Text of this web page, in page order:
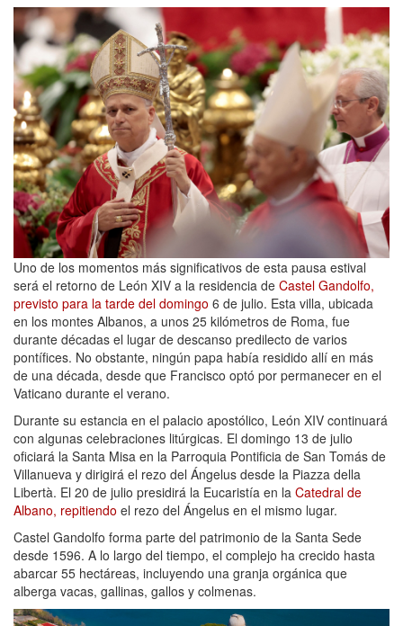
Uno de los momentos más significativos de esta pausa estival
será el retorno de León XIV a la residencia de Castel Gandolfo,
previsto para la tarde del domingo 6 de julio. Esta villa, ubicada
en los montes Albanos, a unos 25 kilómetros de Roma, fue
durante décadas el lugar de descanso predilecto de varios
pontífices. No obstante, ningún papa había residido allí en más
de una década, desde que Francisco optó por permanecer en el
Vaticano durante el verano.
Durante su estancia en el palacio apostólico, León XIV continuará
con algunas celebraciones litúrgicas. El domingo 13 de julio
oficiará la Santa Misa en la Parroquia Pontificia de San Tomás de
Villanueva y dirigirá el rezo del Ángelus desde la Piazza della
Libertà. El 20 de julio presidirá la Eucaristía en la Catedral de
Albano, repitiendo el rezo del Ángelus en el mismo lugar.
Castel Gandolfo forma parte del patrimonio de la Santa Sede
desde 1596. A lo largo del tiempo, el complejo ha crecido hasta
abarcar 55 hectáreas, incluyendo una granja orgánica que
alberga vacas, gallinas, gallos y colmenas.